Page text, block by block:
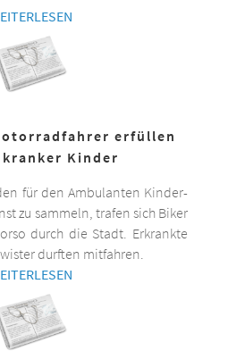
erfüllen
kranker Kinder
für den Ambulanten Kinder-
zu sammeln, trafen sich Biker
durch die Stadt. Erkrankte
durften mitfahren.